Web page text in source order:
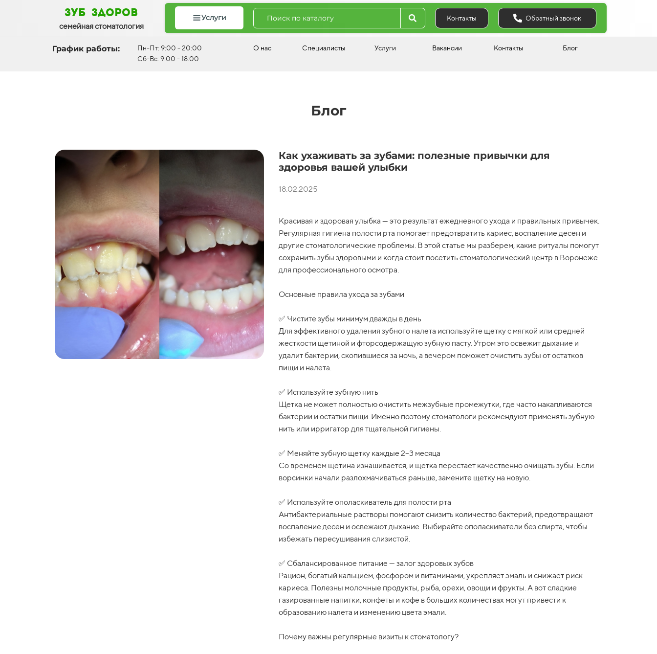
зуб здоров
семейная стоматология
Услуги Контакты Обратный звонок
График работы:
Пн-Пт: 9:00 - 20:00
Сб-Вс: 9:00 - 18:00
О нас Специалисты Услуги Вакансии Контакты Блог
Блог
Как ухаживать за зубами: полезные привычки для
здоровья вашей улыбки
18.02.2025
Красивая и здоровая улыбка — это результат ежедневного ухода и правильных привычек.
Регулярная гигиена полости рта помогает предотвратить кариес, воспаление десен и
другие стоматологические проблемы. В этой статье мы разберем, какие ритуалы помогут
сохранить зубы здоровыми и когда стоит посетить стоматологический центр в Воронеже
для профессионального осмотра.
Основные правила ухода за зубами
✅ Чистите зубы минимум дважды в день
Для эффективного удаления зубного налета используйте щетку с мягкой или средней
жесткости щетиной и фторсодержащую зубную пасту. Утром это освежит дыхание и
удалит бактерии, скопившиеся за ночь, а вечером поможет очистить зубы от остатков
пищи и налета.
✅ Используйте зубную нить
Щетка не может полностью очистить межзубные промежутки, где часто накапливаются
бактерии и остатки пищи. Именно поэтому стоматологи рекомендуют применять зубную
нить или ирригатор для тщательной гигиены.
✅ Меняйте зубную щетку каждые 2–3 месяца
Со временем щетина изнашивается, и щетка перестает качественно очищать зубы. Если
ворсинки начали разлохмачиваться раньше, замените щетку на новую.
✅ Используйте ополаскиватель для полости рта
Антибактериальные растворы помогают снизить количество бактерий, предотвращают
воспаление десен и освежают дыхание. Выбирайте ополаскиватели без спирта, чтобы
избежать пересушивания слизистой.
✅ Сбалансированное питание — залог здоровых зубов
Рацион, богатый кальцием, фосфором и витаминами, укрепляет эмаль и снижает риск
кариеса. Полезны молочные продукты, рыба, орехи, овощи и фрукты. А вот сладкие
газированные напитки, конфеты и кофе в больших количествах могут привести к
образованию налета и изменению цвета эмали.
Почему важны регулярные визиты к стоматологу?